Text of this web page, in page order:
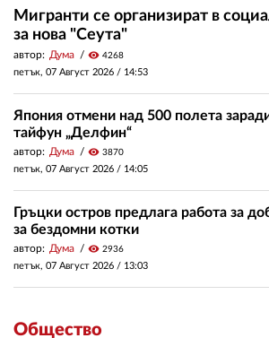
Мигранти се организират в
за нова "Сеута"
автор: Дума visibility 4268
петък, 07 Август 2026 / 14:53
Япония отмени над 500 полета
тайфун „Делфин“
автор: Дума visibility 3870
петък, 07 Август 2026 / 14:05
Гръцки остров предлага работа за
за бездомни котки
автор: Дума visibility 2936
петък, 07 Август 2026 / 13:03
Общество